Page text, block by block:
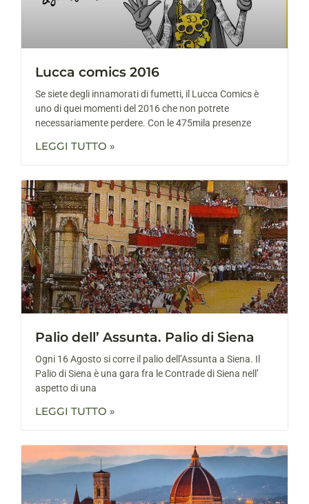
Lucca comics 2016
Se siete degli innamorati di fumetti, il Lucca Comics è
uno di quei momenti del 2016 che non potrete
necessariamente perdere. Con le 475mila presenze
LEGGI TUTTO »
Palio dell’ Assunta. Palio di Siena
Ogni 16 Agosto si corre il palio dell’Assunta a Siena. Il
Palio di Siena è una gara fra le Contrade di Siena nell’
aspetto di una
LEGGI TUTTO »